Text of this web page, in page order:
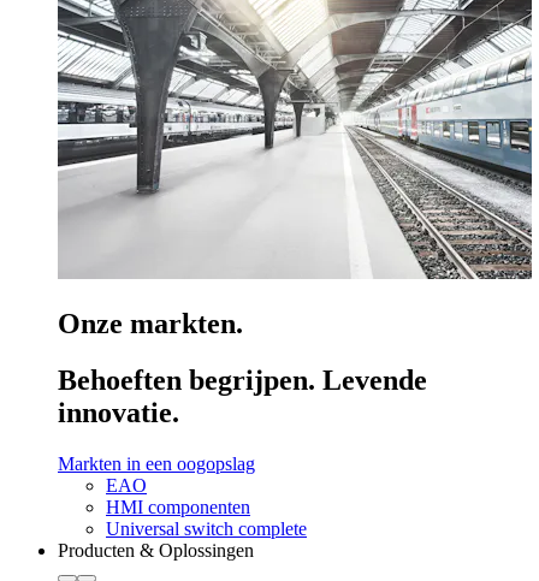
Onze markten.
Behoeften begrijpen. Levende
innovatie.
Markten in een oogopslag
EAO
HMI componenten
Universal switch complete
Producten & Oplossingen